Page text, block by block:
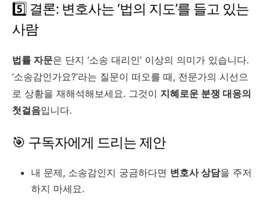
5️⃣ 결론: 변호사는 ‘법의 지도’를 들고 있는
사람
법률 자문은 단지 ‘소송 대리인’ 이상의 의미가 있습니다.
‘소송감인가요?’라는 질문이 떠오를 때, 전문가의 시선으
로 상황을 재해석해보세요. 그것이 지혜로운 분쟁 대응의
첫걸음입니다.
🎯 구독자에게 드리는 제안
내 문제, 소송감인지 궁금하다면 변호사 상담을 주저
하지 마세요.